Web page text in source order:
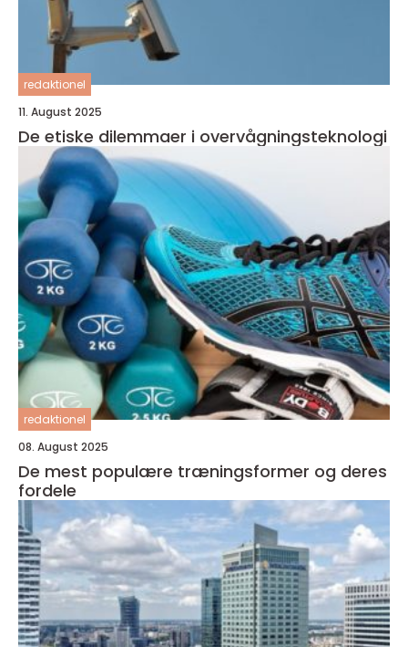
redaktionel
11. August 2025
De etiske dilemmaer i overvågningsteknologi
redaktionel
08. August 2025
De mest populære træningsformer og deres
fordele